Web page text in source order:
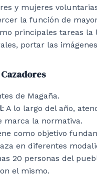
y mujeres
la función de
principales tareas la
portar las
de Magaña.
: A lo largo del año,
marca la normativa.
como objetivo
en diferentes
20 personas del
el mismo.